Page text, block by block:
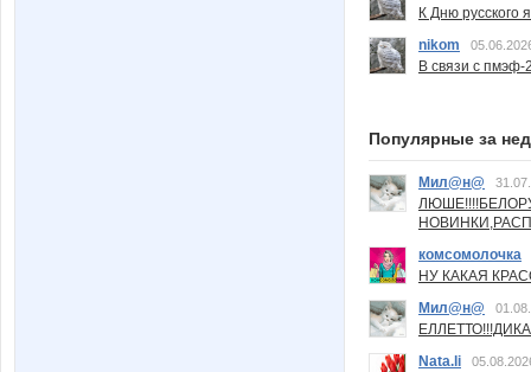
К Дню русского
nikom
В связи с пмэф-
Популярные за
Мил@н@
комсомолочка
НУ КАКАЯ
Мил@н@
Nata.li